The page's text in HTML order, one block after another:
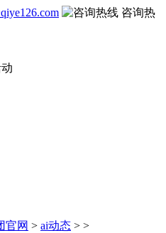
咨询热
官网 > ai动态 > >